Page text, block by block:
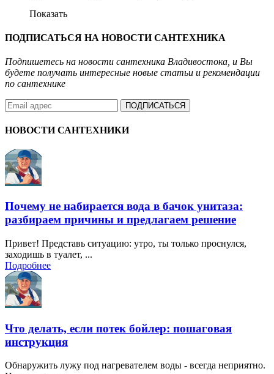
Показать
ПОДПИСАТЬСЯ НА НОВОСТИ САНТЕХНИКА
Подпишетесь на новости сантехника Владивостока, и Вы
будете получать интересные новые статьи и рекомендации
по сантехнике
ПОДПИСАТЬСЯ
НОВОСТИСАНТЕХНИКИ
Почему не набирается вода в бачок унитаза:
разбираем причины и предлагаем решение
Привет! Представь ситуацию: утро, ты только проснулся,
заходишь в туалет, ...
Подробнее
Что делать, если потек бойлер: пошаговая
инструкция
Обнаружить лужу под нагревателем воды - всегда неприятно.